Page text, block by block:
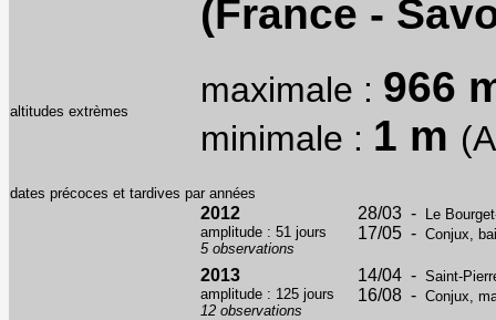
(France -
altitudes extrèmes
maximale : 966
minimale : 1 m
dates précoces et tardives par années
2012
amplitude : 51 jours
5 observations
28/03 - Le
17/05 - Conjux,
2013
amplitude : 125 jours
12 observations
14/04 - Saint-
16/08 - Conjux,